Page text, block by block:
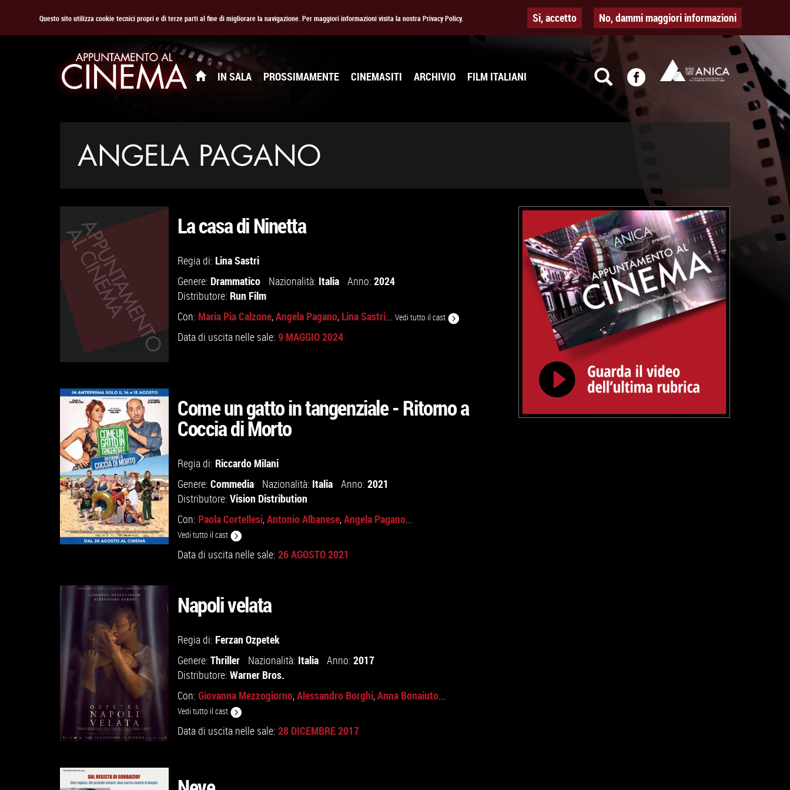
Questo sito utilizza cookie tecnici propri e di terze parti al fine di migliorare la navigazione. Per maggiori informazioni visita la nostra Privacy Policy. Si, accetto No, dammi maggiori informazioni
IN SALA PROSSIMAMENTE CINEMASITI ARCHIVIO FILM ITALIANI
ANGELA PAGANO
GUARDA IL TRAILER
VAI ALLA SCHEDA
La casa di Ninetta
Regia di: Lina Sastri
Genere: Drammatico Nazionalità: Italia Anno: 2024
Distributore: Run Film
Con: Maria Pia Calzone,Angela Pagano, Lina Sastri... Vedi tutto il cast
Data di uscita nelle sale: 9 MAGGIO 2024
GUARDA IL TRAILER
VAI ALLA SCHEDA
Come un gatto in tangenziale - Ritorno a
Coccia di Morto
Regia di: Riccardo Milani
Genere: Commedia Nazionalità: Italia Anno: 2021
Distributore: Vision Distribution
Con: Paola Cortellesi,Antonio Albanese,Angela Pagano...
Vedi tutto il cast
Data di uscita nelle sale: 26 AGOSTO 2021
Napoli velata
Regia di: Ferzan Ozpetek
Genere: Thriller Nazionalità: Italia Anno: 2017
Distributore: Warner Bros.
Con: Giovanna Mezzogiorno,Alessandro Borghi,Anna Bonaiuto...
Vedi tutto il cast
Data di uscita nelle sale: 28 DICEMBRE 2017